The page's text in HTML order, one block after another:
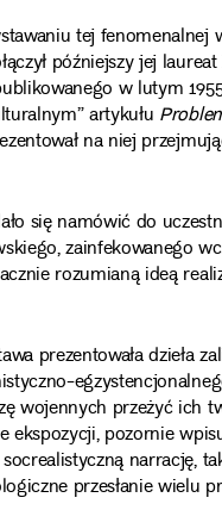
tej fenomenalnej
późniejszy jej
w lutym
artykułu
na niej
się namówić do
zainfekowanego
rozumianą ideą
prezentowała dzieła
wojennych przeżyć ich
ekspozycji, pozornie
narrację,
przesłanie wielu